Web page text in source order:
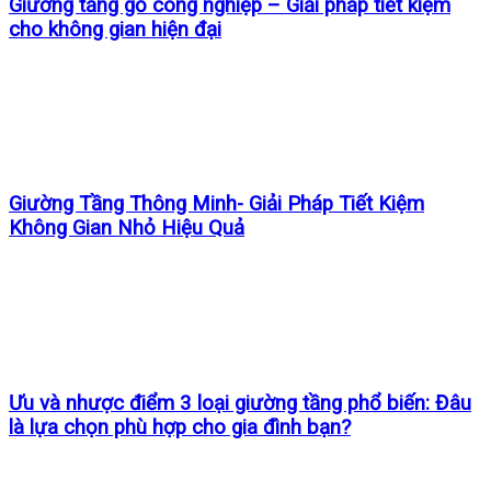
Giường tầng gỗ công nghiệp – Giải pháp tiết kiệm
cho không gian hiện đại
Giường Tầng Thông Minh- Giải Pháp Tiết Kiệm
Không Gian Nhỏ Hiệu Quả
Ưu và nhược điểm 3 loại giường tầng phổ biến: Đâu
là lựa chọn phù hợp cho gia đình bạn?